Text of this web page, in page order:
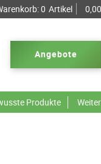
0 Artikel
Angebote
Produkte